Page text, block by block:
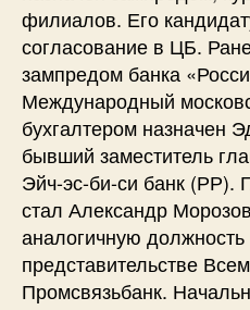
филиалов. Его
согласование в ЦБ.
зампредом банка
Международный
бухгалтером назначен
бывший заместитель
Эйч-эс-би-си банк (РР).
стал Александр
аналогичную
представительстве
Промсвязьбанк.